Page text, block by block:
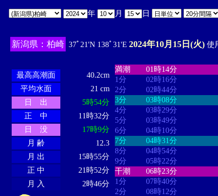
年 月 日
新潟県：柏崎 37ﾟ21'N 138ﾟ31'E 2024年10月15日(火) 使
最高高潮面
40.2cm
平均水面
21 cm
日 出
5時54分
正 中
11時32分
日 没
17時9分
月 齢
12.3
月 出
15時55分
正 中
21時52分
月 入
2時46分
満潮
01時14分
1分
02時16分
2分
02時44分
3分
03時08分
4分
03時29分
5分
03時49分
6分
04時10分
7分
04時31分
8分
04時54分
9分
05時22分
干潮
06時23分
1分
07時40分
2分
08時12分